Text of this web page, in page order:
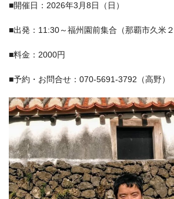
■開催日：2026年3月8日（日）
■出発：11:30～福州園前集合（那覇市久米
■料金：2000円
■予約・お問合せ：070-5691-3792（高野）